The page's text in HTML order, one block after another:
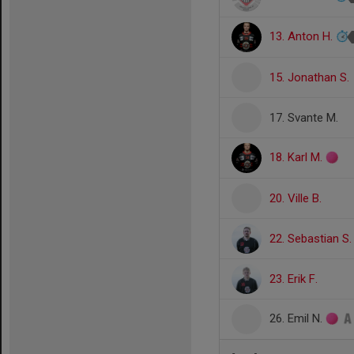
13. Anton H.
15. Jonathan S.
17. Svante M.
18. Karl M.
20. Ville B.
22. Sebastian S.
23. Erik F.
26. Emil N.